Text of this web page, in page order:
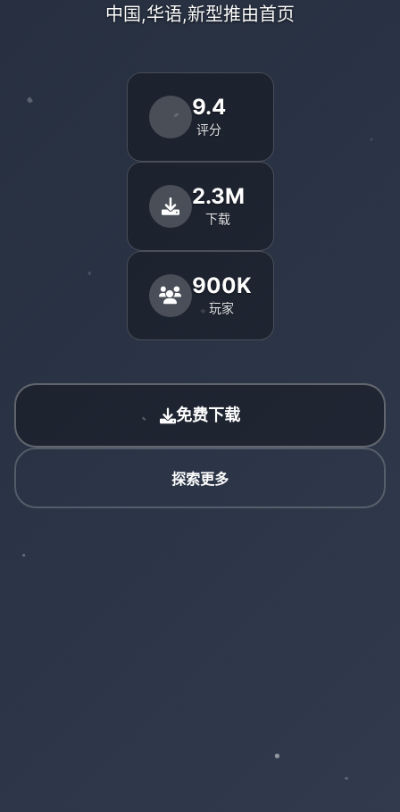
中国,华语,新型推由首页
9.4
评分
2.3M
下载
900K
玩家
免费下载
探索更多